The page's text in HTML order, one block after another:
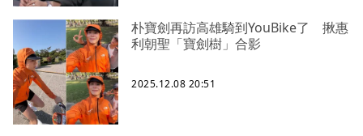
朴寶劍再訪高雄騎到YouBike了 揪惠
利朝聖「寶劍樹」合影
2025.12.08 20:51